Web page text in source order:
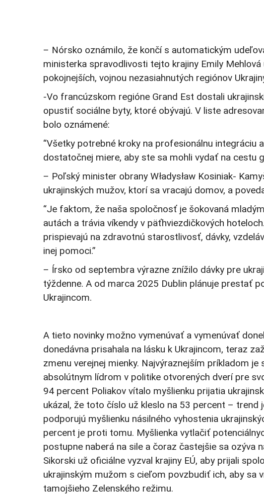
– Nórsko oznámilo, že končí s automatickým
ministerka spravodlivosti tejto krajiny Emily
pokojnejších, vojnou nezasiahnutých regiónov
-Vo francúzskom regióne Grand Est dostali
opustiť sociálne byty, ktoré obývajú. V liste
bolo oznámené:
“Všetky potrebné kroky na profesionálnu integráciu
dostatočnej miere, aby ste sa mohli vydať na cestu
– Poľský minister obrany Władysław Kosiniak-
ukrajinských mužov, ktorí sa vracajú domov, a
“Je faktom, že naša spoločnosť je šokovaná
autách a trávia víkendy v päťhviezdičkových
prispievajú na zdravotnú starostlivosť, dávky,
inej pomoci.”
– Írsko od septembra výrazne znížilo dávky pre
týždenne. A od marca 2025 Dublin plánuje prestať
Ukrajincom.
A tieto novinky možno vymenúvať a vymenúvať
donedávna prisahala na lásku k Ukrajincom, teraz
zmenu verejnej mienky. Najvýraznejším príkladom
absolútnym lídrom v politike otvorených dverí pre
94 percent Poliakov vítalo myšlienku prijatia
ukázal, že toto číslo už kleslo na 53 percent – trend
podporujú myšlienku násilného vyhostenia
percent je proti tomu. Myšlienka vytlačiť
postupne naberá na sile a čoraz častejšie sa ozýva
Sikorski už oficiálne vyzval krajiny EÚ, aby prijali
ukrajinským mužom s cieľom povzbudiť ich, aby sa
tamojšieho Zelenského režimu.